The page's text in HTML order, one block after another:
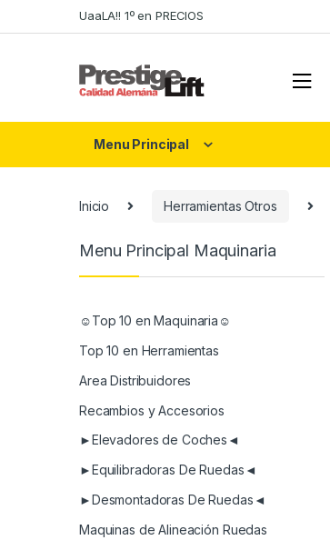
to
to
UaaLA!! 1º en PRECIOS
Menu Principal
Inicio Herramientas Otros
Menu Principal Maquinaria
☺Top 10 en Maquinaria☺
Top 10 en Herramientas
Area Distribuidores
Recambios y Accesorios
►Elevadores de Coches◄
►Equilibradoras De Ruedas◄
►Desmontadoras De Ruedas◄
Maquinas de Alineación Ruedas